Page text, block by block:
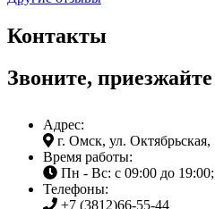
Контакты
Звоните,
Адрес:
г. Омск, ул. Октябрьская,
Время работы:
Пн - Вс: с 09:00 до
Телефоны:
+7 (3812)66-55-44